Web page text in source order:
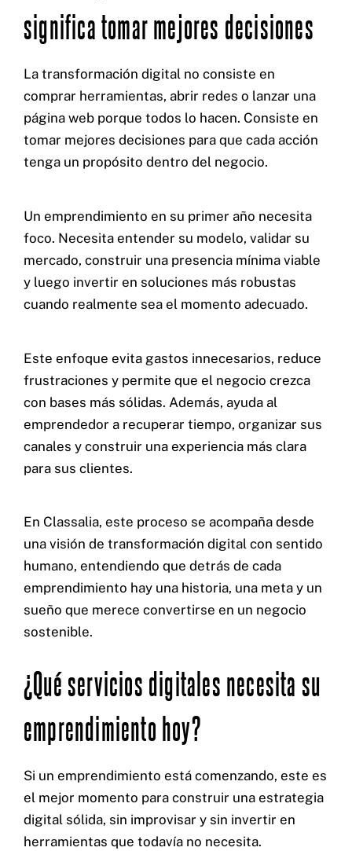
significa tomar mejores decisiones
La transformación digital no consiste en
comprar herramientas, abrir redes o lanzar una
página web porque todos lo hacen. Consiste en
tomar mejores decisiones para que cada acción
tenga un propósito dentro del negocio.
Un emprendimiento en su primer año necesita
foco. Necesita entender su modelo, validar su
mercado, construir una presencia mínima viable
y luego invertir en soluciones más robustas
cuando realmente sea el momento adecuado.
Este enfoque evita gastos innecesarios, reduce
frustraciones y permite que el negocio crezca
con bases más sólidas. Además, ayuda al
emprendedor a recuperar tiempo, organizar sus
canales y construir una experiencia más clara
para sus clientes.
En Classalia, este proceso se acompaña desde
una visión de transformación digital con sentido
humano, entendiendo que detrás de cada
emprendimiento hay una historia, una meta y un
sueño que merece convertirse en un negocio
sostenible.
¿Qué servicios digitales necesita su
emprendimiento hoy?
Si un emprendimiento está comenzando, este es
el mejor momento para construir una estrategia
digital sólida, sin improvisar y sin invertir en
herramientas que todavía no necesita.